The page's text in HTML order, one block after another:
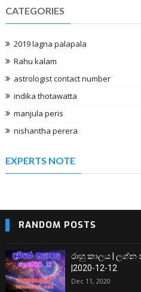
CATEGORIES
2019 lagna palapala
Rahu kalam
astrologist contact number
indika thotawatta
manjula peris
nishantha perera
EXPERTS NOTE
RANDOM POSTS
රාහු කාලය | ලග්න
|2020-12-12
Dec 11, 2020